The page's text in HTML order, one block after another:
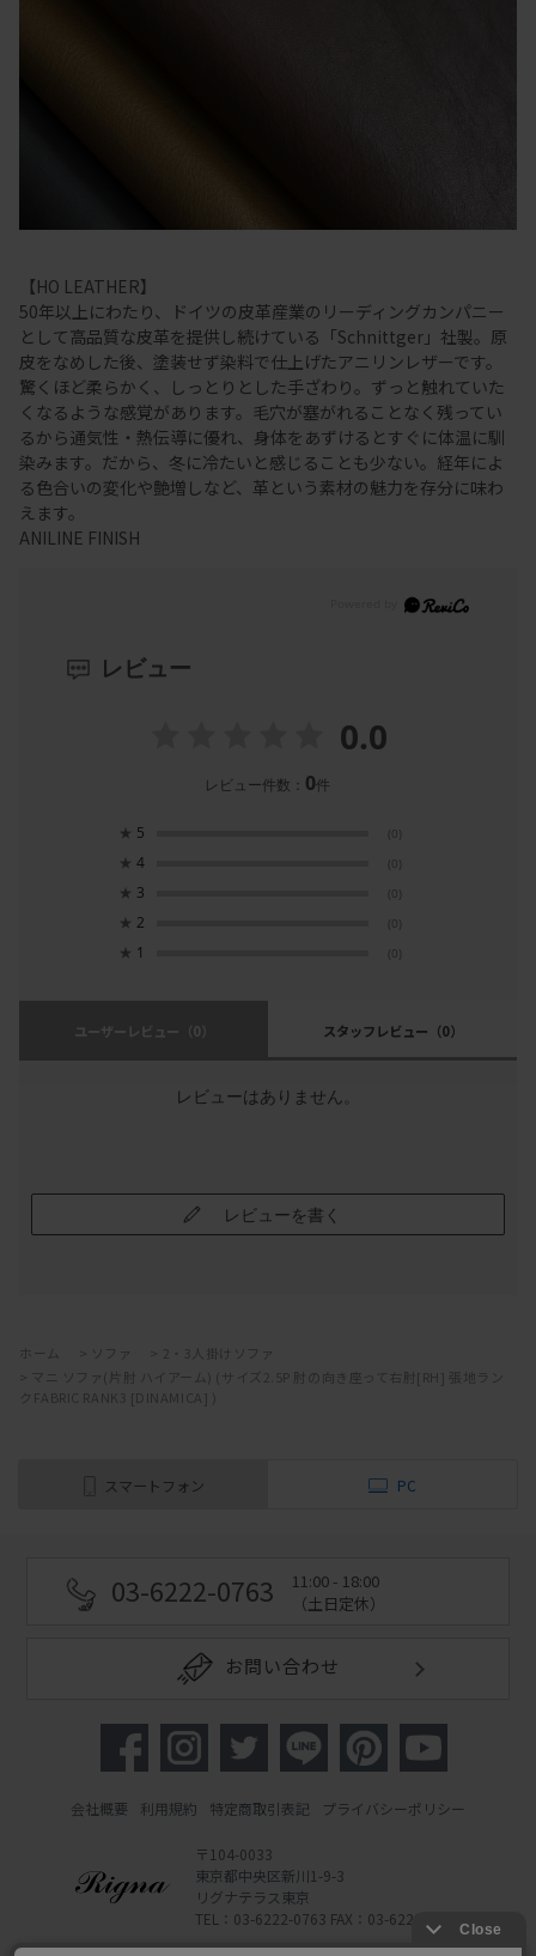
【HO LEATHER】
50年以上にわたり、ドイツの皮革産業のリーディングカンパニー
として高品質な皮革を提供し続けている「Schnittger」社製。原
皮をなめした後、塗装せず染料で仕上げたアニリンレザーです。
驚くほど柔らかく、しっとりとした手ざわり。ずっと触れていた
くなるような感覚があります。毛穴が塞がれることなく残ってい
るから通気性・熱伝導に優れ、身体をあずけるとすぐに体温に馴
染みます。だから、冬に冷たいと感じることも少ない。経年によ
る色合いの変化や艶増しなど、革という素材の魅力を存分に味わ
えます。
ANILINE FINISH
レビュー
0.0
レビュー件数： 0件
★ 5 (0)
★ 4 (0)
★ 3 (0)
★ 2 (0)
★ 1 (0)
ユーザーレビュー （0） スタッフレビュー （0）
レビューはありません。
レビューを書く
ホーム ソファ
2・3人掛けソファ
マニ ソファ(片肘 ハイアーム) (サイズ2.5P 肘の向き座って右肘[RH] 張地ラン
クFABRIC RANK3 [DINAMICA] )
スマートフォン PC
03-6222-0763
11:00 - 18:00
（土日定休）
お問い合わせ
会社概要 利用規約 特定商取引表記 プライバシーポリシー
〒104-0033
東京都中央区新川1-9-3
リグナテラス東京
TEL：03-6222-0763 FAX：03-6222-0762